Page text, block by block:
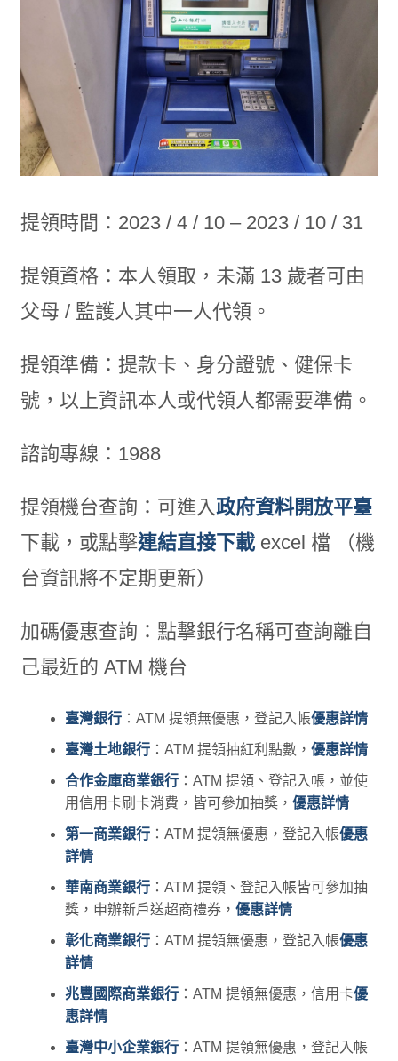
提領時間：2023 / 4 / 10 – 2023 / 10 / 31
提領資格：本人領取，未滿 13 歲者可由
父母 / 監護人其中一人代領。
提領準備：提款卡、身分證號、健保卡
號，以上資訊本人或代領人都需要準備。
諮詢專線：1988
提領機台查詢：可進入政府資料開放平臺
下載，或點擊連結直接下載excel 檔 （機
台資訊將不定期更新）
加碼優惠查詢：點擊銀行名稱可查詢離自
己最近的 ATM 機台
臺灣銀行：ATM 提領無優惠，登記入帳優惠詳情
臺灣土地銀行：ATM 提領抽紅利點數， 優惠詳情
合作金庫商業銀行：ATM 提領、登記入帳，並使
用信用卡刷卡消費，皆可參加抽獎， 優惠詳情
第一商業銀行：ATM 提領無優惠，登記入帳優惠
詳情
華南商業銀行：ATM 提領、登記入帳皆可參加抽
獎，申辦新戶送超商禮券， 優惠詳情
彰化商業銀行：ATM 提領無優惠，登記入帳優惠
詳情
兆豐國際商業銀行：ATM 提領無優惠，信用卡優
惠詳情
臺灣中小企業銀行：ATM 提領無優惠，登記入帳